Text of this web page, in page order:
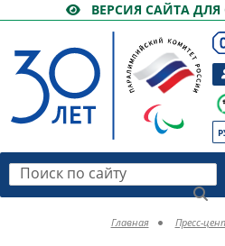
ВЕРСИЯ САЙТА
Поиск по сайту
Главная Пресс-